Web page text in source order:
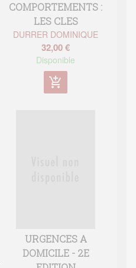
COMPORTEMENTS :
LES CLES
DURRER DOMINIQUE
32,00 €
Disponible
add_shopping_cart
URGENCES A
DOMICILE - 2E